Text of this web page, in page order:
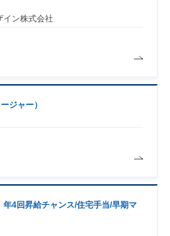
イン株式会社
ジャー）
年4回昇給チャンス/住宅手当/早期マ